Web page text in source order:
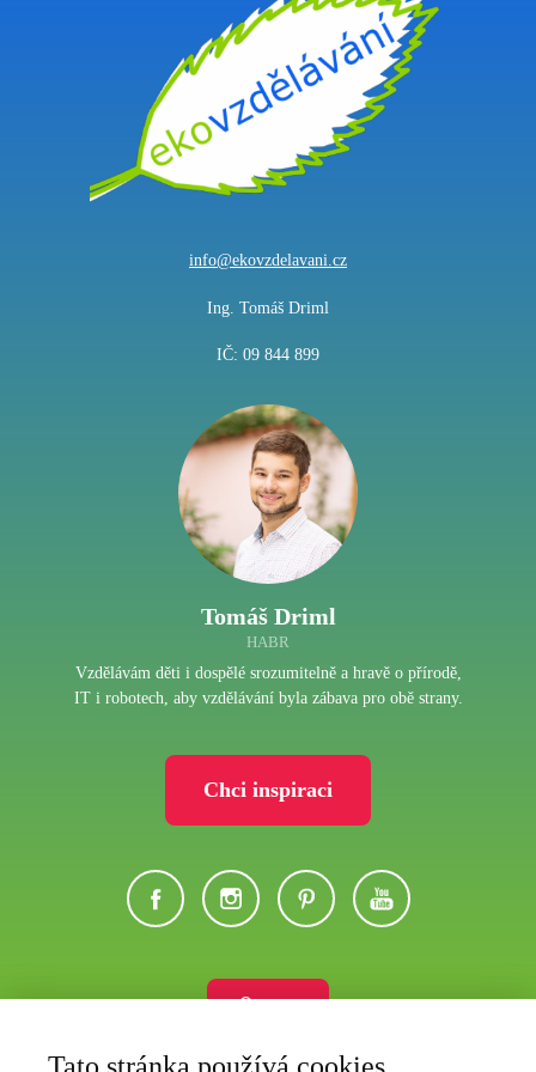
info@ekovzdelavani.cz
Ing. Tomáš Driml
IČ: 09 844 899
Tomáš Driml
HABR
Vzdělávám děti i dospělé srozumitelně a hravě o přírodě,
IT i robotech, aby vzdělávání byla zábava pro obě strany.
Chci inspiraci